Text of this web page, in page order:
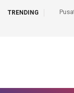
TRENDING
Herman Deru dan